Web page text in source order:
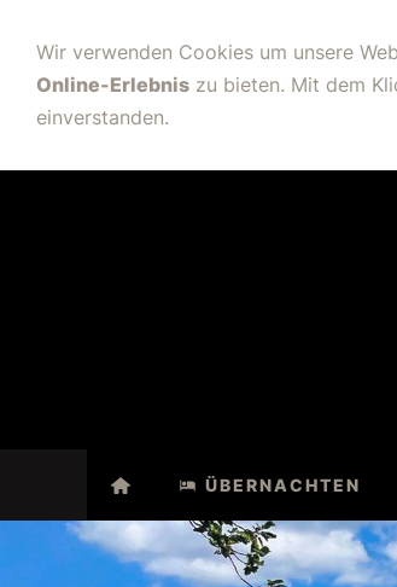
ÜBERNACHTEN
Wir verwenden Cookies um unsere
Online-Erlebnis zu bieten. Mit dem
einverstanden.